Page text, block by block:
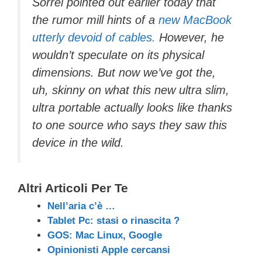
the rumor mill hints of a new MacBook
utterly devoid of cables. However, he
wouldn’t speculate on its physical
dimensions. But now we’ve got the,
uh, skinny on what this new ultra slim,
ultra portable actually looks like thanks
to one source who says they saw this
device in the wild.
Altri Articoli Per Te
Nell’aria c’è …
Tablet Pc: stasi o rinascita ?
GOS: Mac Linux, Google
Opinionisti Apple cercansi